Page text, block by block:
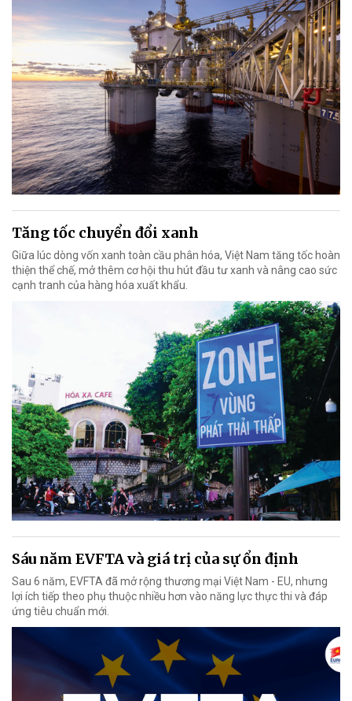
Tăng tốc chuyển đổi xanh
Giữa lúc dòng vốn xanh toàn cầu phân hóa, Việt Nam tăng tốc hoàn
thiện thể chế, mở thêm cơ hội thu hút đầu tư xanh và nâng cao sức
cạnh tranh của hàng hóa xuất khẩu.
Sáu năm EVFTA và giá trị của sự ổn định
Sau 6 năm, EVFTA đã mở rộng thương mại Việt Nam - EU, nhưng
lợi ích tiếp theo phụ thuộc nhiều hơn vào năng lực thực thi và đáp
ứng tiêu chuẩn mới.